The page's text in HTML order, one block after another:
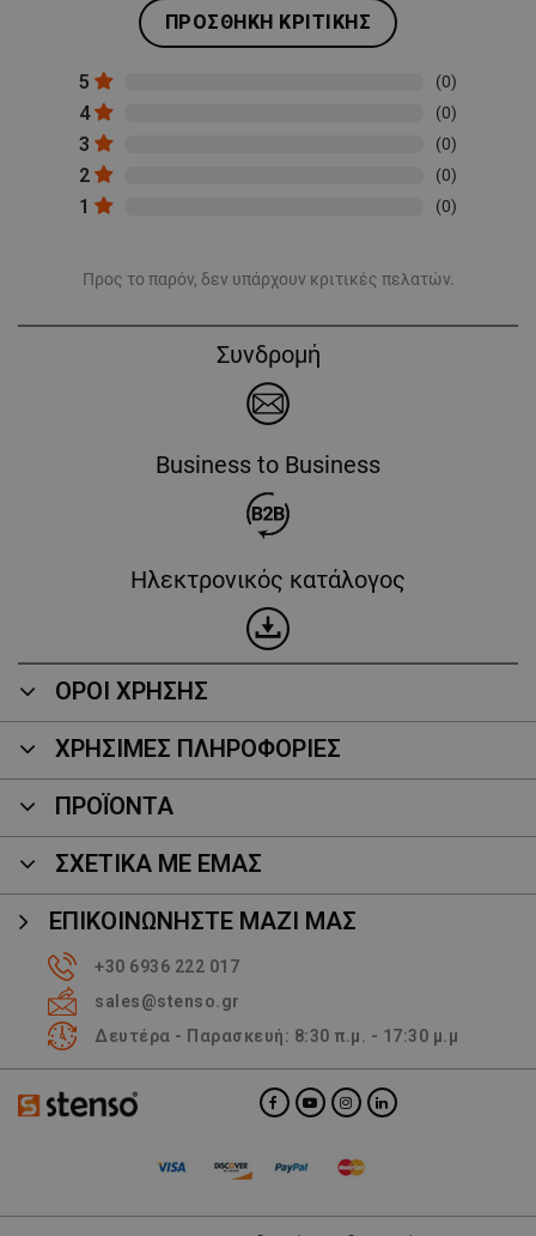
ΠΡΟΣΘΉΚΗ ΚΡΙΤΙΚΉΣ
5 (0)
4 (0)
3 (0)
2 (0)
1 (0)
Προς το παρόν, δεν υπάρχουν κριτικές πελατών.
Συνδρομή
Business to Business
Ηλεκτρονικός κατάλογος
ΟΡΟΙ ΧΡΗΣΗΣ
ΧΡΗΣΙΜΕΣ ΠΛΗΡΟΦΟΡΙΕΣ
ΠΡΟΪΌΝΤΑ
ΣΧΕΤΙΚΑ ΜΕ ΕΜΑΣ
ΕΠΙΚΟΙΝΩΝΉΣΤΕ ΜΑΖΊ ΜΑΣ
+30 6936 222 017
sales@stenso.gr
Δευτέρα - Παρασκευή: 8:30 π.μ. - 17:30 μ.μ